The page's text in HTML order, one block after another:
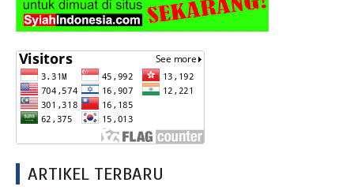
ARTIKEL TERBARU